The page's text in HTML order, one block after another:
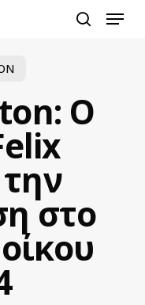
Menu
Ο
στο